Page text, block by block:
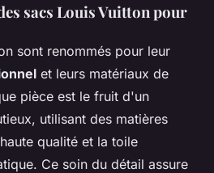
sacs Louis Vuitton pour
sont renommés pour leur
et leurs matériaux de
pièce est le fruit d'un
utilisant des matières
qualité et la toile
Ce soin du détail assure